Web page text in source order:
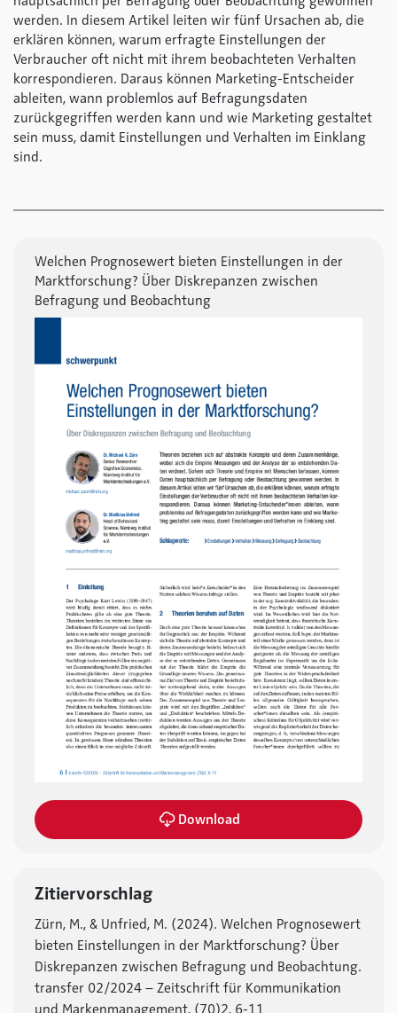
Welchen Prognosewert bieten Einstellungen in der
Marktforschung? Über Diskrepanzen zwischen
Befragung und Beobachtung
Download
Zitiervorschlag
Zürn, M., & Unfried, M. (2024). Welchen Prognosewert
bieten Einstellungen in der Marktforschung? Über
Diskrepanzen zwischen Befragung und Beobachtung.
transfer 02/2024 – Zeitschrift für Kommunikation
und Markenmanagement, (70)2, 6-11
werden. In diesem Artikel leiten wir fünf Ursachen ab, die
erklären können, warum erfragte Einstellungen der
Verbraucher oft nicht mit ihrem beobachteten Verhalten
korrespondieren. Daraus können Marketing-Entscheider
ableiten, wann problemlos auf Befragungsdaten
zurückgegriffen werden kann und wie Marketing gestaltet
sein muss, damit Einstellungen und Verhalten im Einklang
sind.